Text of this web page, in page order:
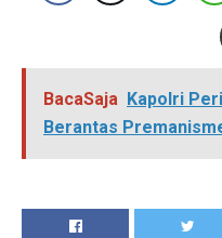
BacaSaja Kapolri
Berantas